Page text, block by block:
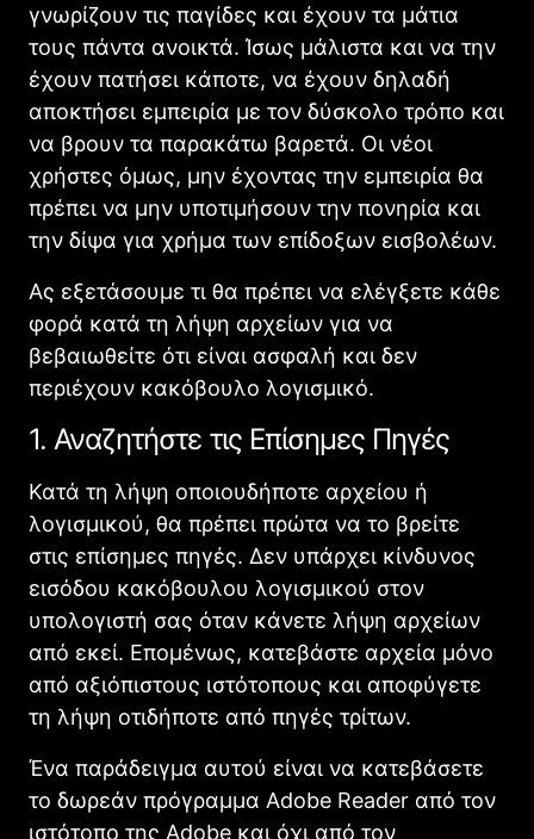
γνωρίζουν τις παγίδες και έχουν τα μάτια
τους πάντα ανοικτά. Ίσως μάλιστα και να την
έχουν πατήσει κάποτε, να έχουν δηλαδή
αποκτήσει εμπειρία με τον δύσκολο τρόπο και
να βρουν τα παρακάτω βαρετά. Οι νέοι
χρήστες όμως, μην έχοντας την εμπειρία θα
πρέπει να μην υποτιμήσουν την πονηρία και
την δίψα για χρήμα των επίδοξων εισβολέων.
Ας εξετάσουμε τι θα πρέπει να ελέγξετε κάθε
φορά κατά τη λήψη αρχείων για να
βεβαιωθείτε ότι είναι ασφαλή και δεν
περιέχουν κακόβουλο λογισμικό.
1. Αναζητήστε τις Επίσημες Πηγές
Κατά τη λήψη οποιουδήποτε αρχείου ή
λογισμικού, θα πρέπει πρώτα να το βρείτε
στις επίσημες πηγές. Δεν υπάρχει κίνδυνος
εισόδου κακόβουλου λογισμικού στον
υπολογιστή σας όταν κάνετε λήψη αρχείων
από εκεί. Επομένως, κατεβάστε αρχεία μόνο
από αξιόπιστους ιστότοπους και αποφύγετε
τη λήψη οτιδήποτε από πηγές τρίτων.
Ένα παράδειγμα αυτού είναι να κατεβάσετε
το δωρεάν πρόγραμμα Adobe Reader από τον
ιστότοπο της Adobe και όχι από τον